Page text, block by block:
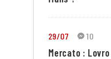
29/07 10
Mercato :